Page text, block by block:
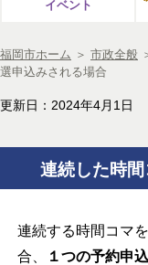
イベント
福岡市ホーム ＞ 市政全般
選申込みされる場合
更新日：2024年4月1日
連続した時
連続する時間コマ
合、
１つの予約申込